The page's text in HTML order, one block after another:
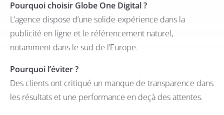
Pourquoi choisir Globe One Digital ?
L’agence dispose d’une solide expérience dans la
publicité en ligne et le référencement naturel,
notamment dans le sud de l’Europe.
Pourquoi l’éviter ?
Des clients ont critiqué un manque de transparence dans
les résultats et une performance en deçà des attentes.